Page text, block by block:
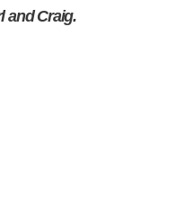
and Craig.